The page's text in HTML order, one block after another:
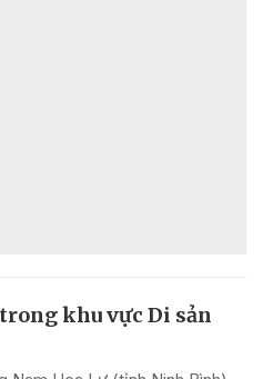
khu vực Di sản